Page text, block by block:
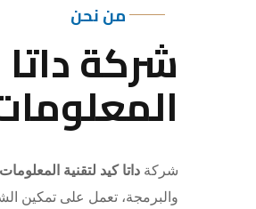
من نحن
شركة
شركة داتا كيد لتقنية المعلومات
والبرمجة، تعمل على تمكين